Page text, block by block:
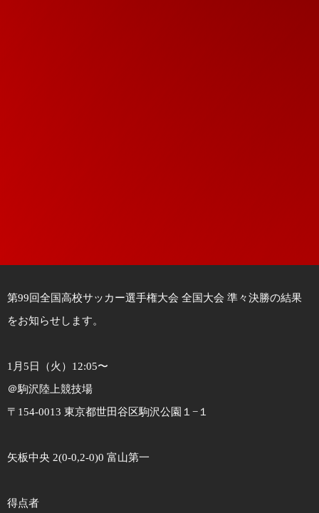
第99回全国高校サッカー選手権大会 全国大会 準々決勝の結果
をお知らせします。
1月5日（火）12:05〜
＠駒沢陸上競技場
〒154-0013 東京都世田谷区駒沢公園１−１
矢板中央 2(0-0,2-0)0 富山第一
得点者